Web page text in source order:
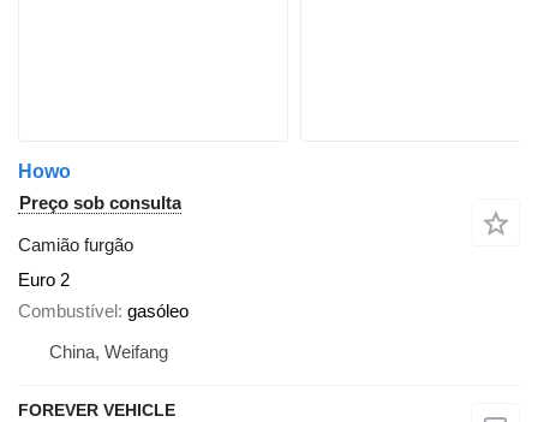
Howo
Preço sob consulta
Camião furgão
Euro 2
Combustível gasóleo
China, Weifang
FOREVER VEHICLE